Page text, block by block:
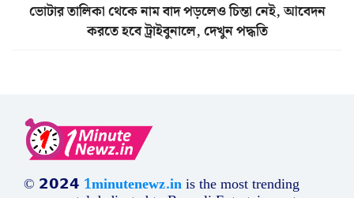
ভোটার তালিকা থেকে নাম বাদ পড়লেও চিন্তা নেই, আবেদন
করতে হবে ট্রাইবুনালে, দেখুন পদ্ধতি
© 𝟮𝟬𝟮𝟰 1minutenewz.inis the most trending